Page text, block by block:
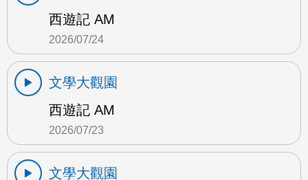
西遊記 AM
2026/07/24
文學大觀園
西遊記 AM
2026/07/23
文學大觀園